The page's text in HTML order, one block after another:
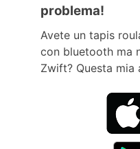
problema!
Avete un tapis
con bluetooth ma
Zwift? Questa mia